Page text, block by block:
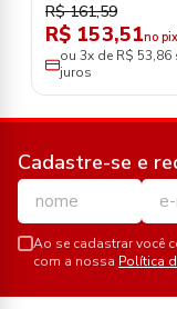
R$ 161,59
R$ 153,51no pix
ou 3x de R$ 53,86
juros
Cadastre-se e
Ao se cadastrar você
com a nossa Política